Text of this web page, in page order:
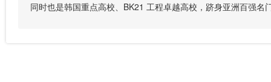
同时也是韩国重点高校、BK21 工程卓越高校，跻身亚洲百强名